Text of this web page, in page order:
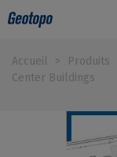
Accueil > Produits
Center Buildings